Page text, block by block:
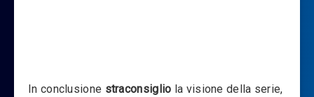
In conclusione straconsiglio la visione della serie,